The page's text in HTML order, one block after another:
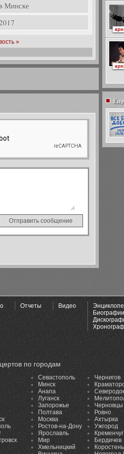
Минске
»
Отчеты Видео
Биографии
Хронограф
по городам
Севастополь
Минск
Анапа
Луганск
Запорожье
Полтава
Москва
Ростов-на-Дону
Ярославль
Мир
Хмельницкий
Чернигов
Черновцы
Ровно
Ахтырка
Ужгород
Кременчуг
Бердичев
Коростень